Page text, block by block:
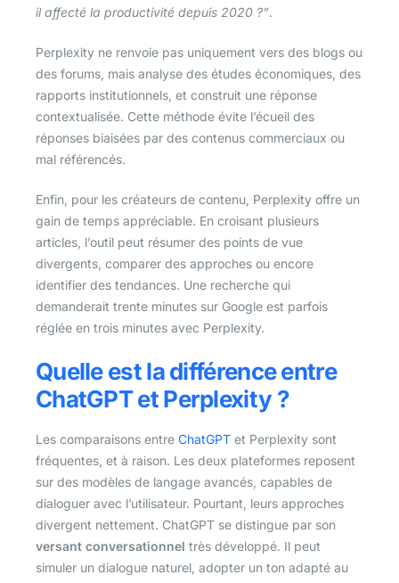
il affecté la productivité depuis 2020 ?”.
Perplexity ne renvoie pas uniquement vers des blogs ou
des forums, mais analyse des études économiques, des
rapports institutionnels, et construit une réponse
contextualisée. Cette méthode évite l’écueil des
réponses biaisées par des contenus commerciaux ou
mal référencés.
Enfin, pour les créateurs de contenu, Perplexity offre un
gain de temps appréciable. En croisant plusieurs
articles, l’outil peut résumer des points de vue
divergents, comparer des approches ou encore
identifier des tendances. Une recherche qui
demanderait trente minutes sur Google est parfois
réglée en trois minutes avec Perplexity.
Quelle est la différence entre
ChatGPT et Perplexity ?
Les comparaisons entre ChatGPT et Perplexity sont
fréquentes, et à raison. Les deux plateformes reposent
sur des modèles de langage avancés, capables de
dialoguer avec l’utilisateur. Pourtant, leurs approches
divergent nettement. ChatGPT se distingue par son
versant conversationnel très développé. Il peut
simuler un dialogue naturel, adopter un ton adapté au